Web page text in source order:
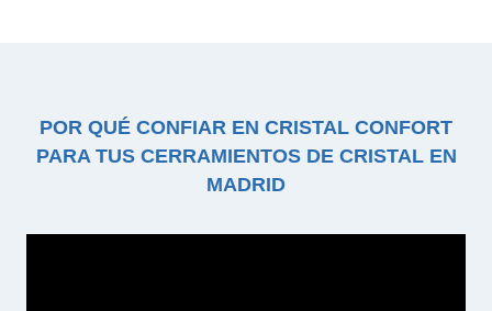
POR QUÉ CONFIAR EN CRISTAL CONFORT
PARA TUS CERRAMIENTOS DE CRISTAL EN
MADRID